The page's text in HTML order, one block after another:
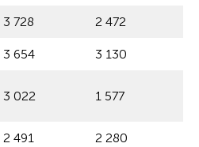
3 728 2 472
3 654 3 130
3 022 1 577
2 491 2 280